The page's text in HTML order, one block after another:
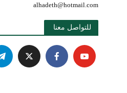
alhadeth@hotmail.com
للتواصل معنا